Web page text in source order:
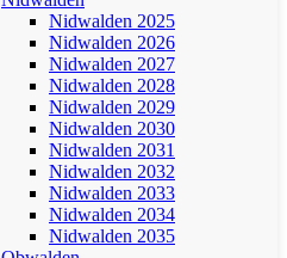
Nidwalden 2025
Nidwalden 2026
Nidwalden 2027
Nidwalden 2028
Nidwalden 2029
Nidwalden 2030
Nidwalden 2031
Nidwalden 2032
Nidwalden 2033
Nidwalden 2034
Nidwalden 2035